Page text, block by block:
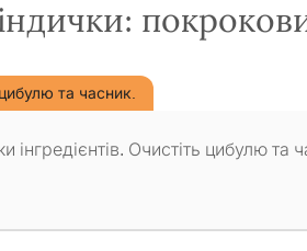
та часник.
інгредієнтів. Очистіть цибулю